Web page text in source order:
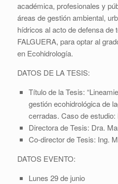
académica, profesionales y
áreas de gestión ambiental,
hídricos al acto de defensa de
FALGUERA, para optar al
en Ecohidrología.
DATOS DE LA TESIS:
Título de la Tesis:
gestión ecohidrológica de
cerradas. Caso de estudio:
Directora de Tesis: Dra.
Co-director de Tesis: Ing.
DATOS EVENTO:
Lunes 29 de junio